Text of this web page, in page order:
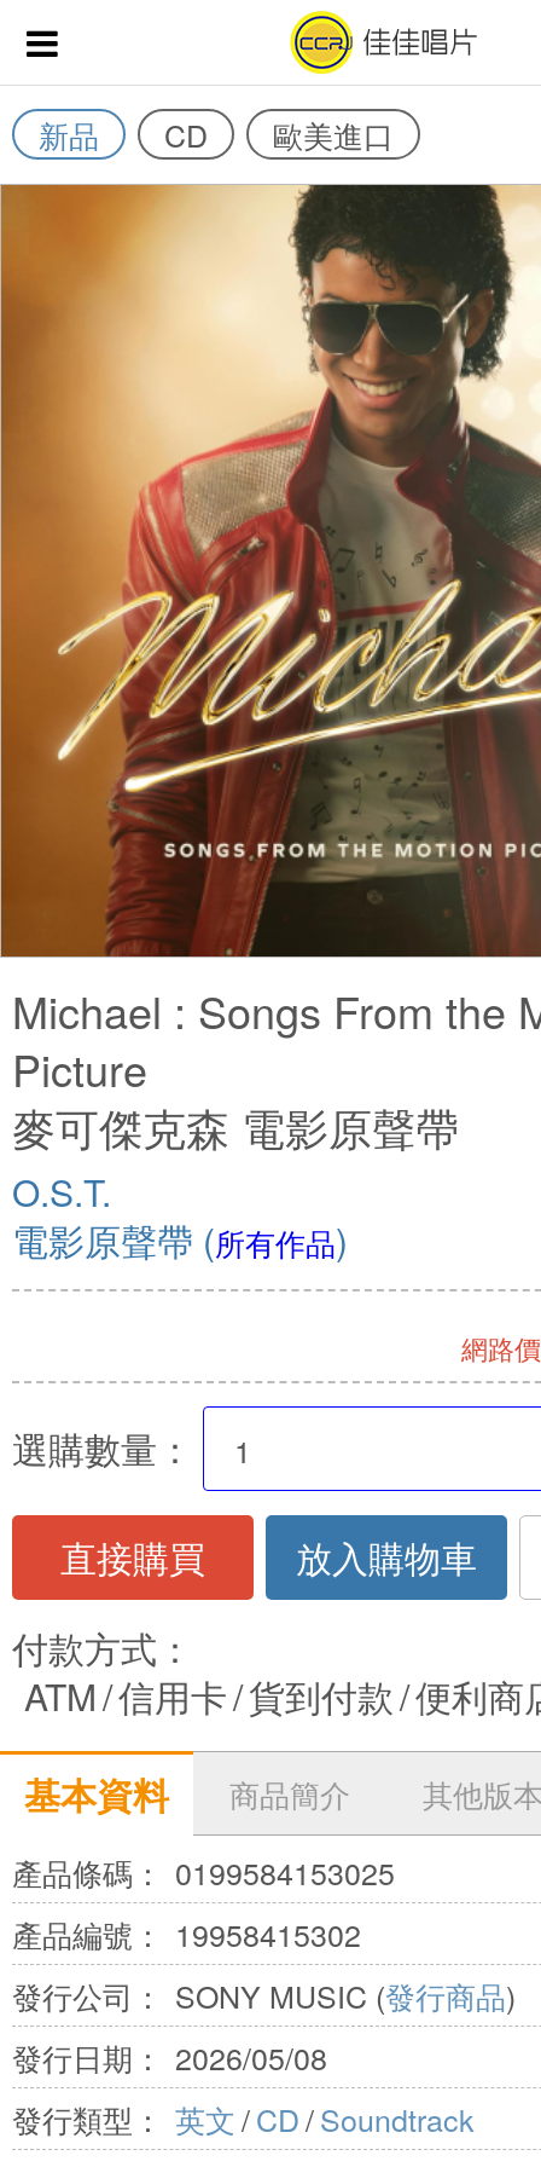
新品 CD 歐美進口
Michael : Songs From the
Picture
麥可傑克森 電影原聲帶
O.S.T.
電影原聲帶 (所有作品)
網路
選購數量：
直接購買
放入購物車
付款方式：
ATM/信用卡/貨到付款/便利商
基本資料
商品簡介
其他版
產品條碼：
0199584153025
產品編號：
19958415302
發行公司：
SONY MUSIC (發行商品)
發行日期：
2026/05/08
發行類型： 英文/CD/Soundtrack